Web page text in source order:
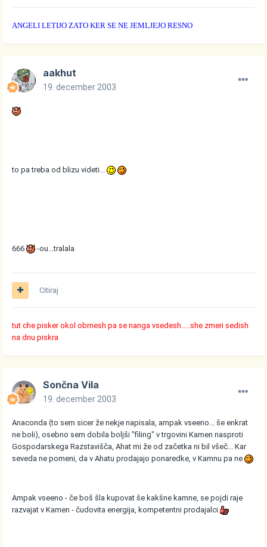
ANGELI LETIJO ZATO KER SE NE JEMLJEJO RESNO
aakhut
19. december 2003
to pa treba od blizu videti...
666 -ou...tralala
Citiraj
tut che pisker okol obrnesh pa se nanga vsedesh.....she zmeri sedish
na dnu piskra
Sončna Vila
19. december 2003
Anaconda (to sem sicer že nekje napisala, ampak vseeno... še enkrat
ne boli), osebno sem dobila boljši "filing" v trgovini Kamen nasproti
Gospodarskega Razstavišča, Ahat mi že od začetka ni bil všeč... Kar
seveda ne pomeni, da v Ahatu prodajajo ponaredke, v Kamnu pa ne
Ampak vseeno - če boš šla kupovat še kakšne kamne, se pojdi raje
razvajat v Kamen - čudovita energija, kompetentni prodajalci